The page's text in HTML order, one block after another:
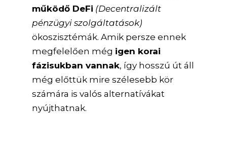
működő DeFi (Decentralizált
pénzügyi szolgáltatások)
ökoszisztémák. Amik persze ennek
megfelelően még igen korai
fázisukban vannak, így hosszú út áll
még előttük mire szélesebb kör
számára is valós alternatívákat
nyújthatnak.